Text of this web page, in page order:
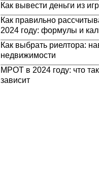
Как вывести деньги из
Как правильно
2024 году: формулы и
Как выбрать риелтора:
недвижимости
МРОТ в 2024 году: что
зависит